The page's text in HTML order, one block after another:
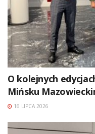
O kolejnych
Mińsku
16 LIPCA 2026